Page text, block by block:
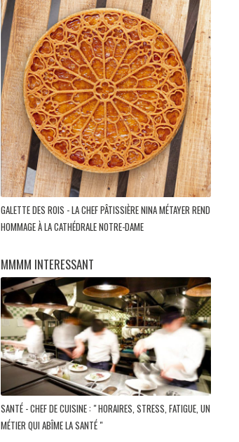
GALETTE DES ROIS - LA CHEF PÂTISSIÈRE NINA MÉTAYER REND
HOMMAGE À LA CATHÉDRALE NOTRE-DAME
MMMM INTERESSANT
SANTÉ - CHEF DE CUISINE : " HORAIRES, STRESS, FATIGUE, UN
MÉTIER QUI ABÎME LA SANTÉ "